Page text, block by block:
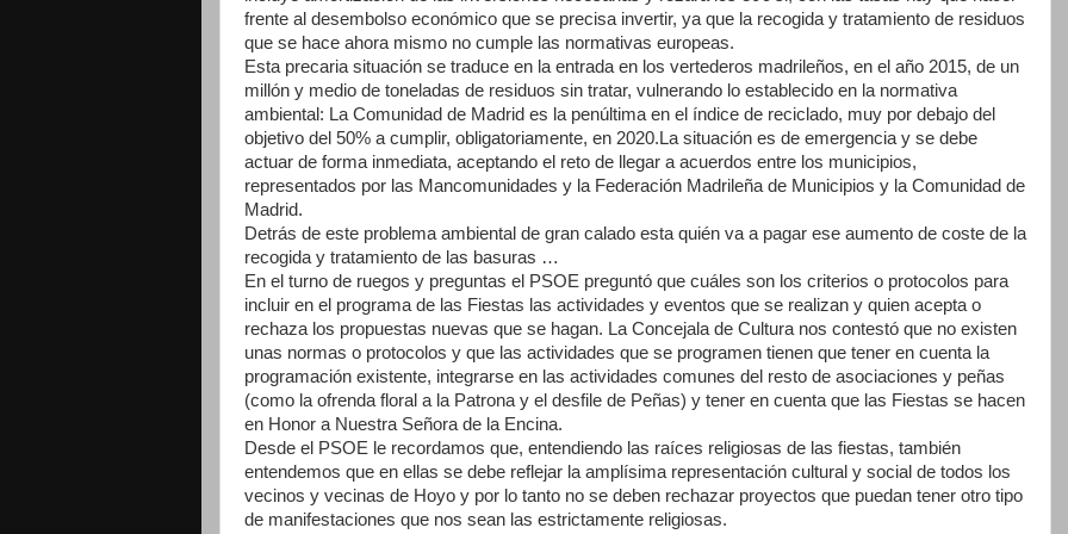
frente al desembolso económico que se precisa invertir, ya que la recogida y tratamiento de residuos
que se hace ahora mismo no cumple las normativas europeas.
Esta precaria situación se traduce en la entrada en los vertederos madrileños, en el año 2015, de un
millón y medio de toneladas de residuos sin tratar, vulnerando lo establecido en la normativa
ambiental: La Comunidad de Madrid es la penúltima en el índice de reciclado, muy por debajo del
objetivo del 50% a cumplir, obligatoriamente, en 2020.La situación es de emergencia y se debe
actuar de forma inmediata, aceptando el reto de llegar a acuerdos entre los municipios,
representados por las Mancomunidades y la Federación Madrileña de Municipios y la Comunidad de
Madrid.
Detrás de este problema ambiental de gran calado esta quién va a pagar ese aumento de coste de la
recogida y tratamiento de las basuras …
En el turno de ruegos y preguntas el PSOE preguntó que cuáles son los criterios o protocolos para
incluir en el programa de las Fiestas las actividades y eventos que se realizan y quien acepta o
rechaza los propuestas nuevas que se hagan. La Concejala de Cultura nos contestó que no existen
unas normas o protocolos y que las actividades que se programen tienen que tener en cuenta la
programación existente, integrarse en las actividades comunes del resto de asociaciones y peñas
(como la ofrenda floral a la Patrona y el desfile de Peñas) y tener en cuenta que las Fiestas se hacen
en Honor a Nuestra Señora de la Encina.
Desde el PSOE le recordamos que, entendiendo las raíces religiosas de las fiestas, también
entendemos que en ellas se debe reflejar la amplísima representación cultural y social de todos los
vecinos y vecinas de Hoyo y por lo tanto no se deben rechazar proyectos que puedan tener otro tipo
de manifestaciones que nos sean las estrictamente religiosas.